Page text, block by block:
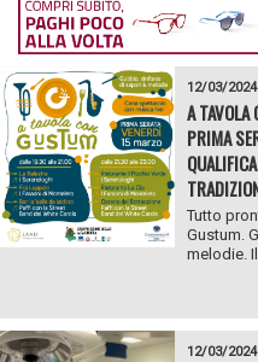
12/03/2024
A
PRIMA
Tutto
Gustum.
melodie.
12/03/2024